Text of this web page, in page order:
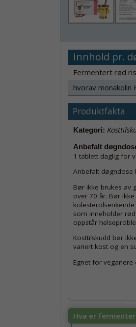
Innhold pr.
Fermentert rød ris
hvorav monakolin
Produktfakta
Kategori:
Anbefalt
1 tablett daglig for
Anbefalt døgndose
Bør ikke brukes av
over 70 år. Bør
som inneholder
oppstår
Kosttilskudd bør
variert kost og en
Egnet for veganere
Hva er